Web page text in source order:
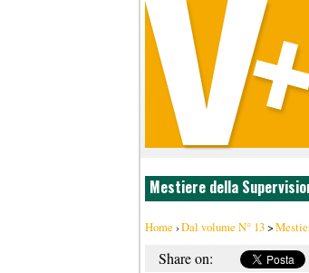
Mestiere della
Home ›Dal volume N° 13>
Share on: